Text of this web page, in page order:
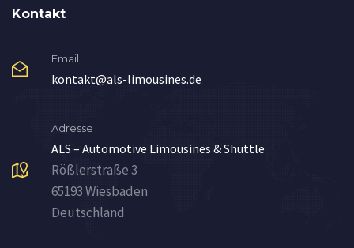
Kontakt
Email
kontakt@als-limousines.de
Adresse
ALS – Automotive Limousines & Shuttle
Rößlerstraße 3
65193 Wiesbaden
Deutschland